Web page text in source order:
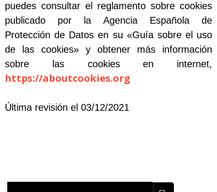
puedes consultar el reglamento sobre cookies
publicado por la Agencia Española de
Protección de Datos en su «Guía sobre el uso
de las cookies» y obtener más información
sobre las cookies en internet,
https://aboutcookies.org
Última revisión el 03/12/2021